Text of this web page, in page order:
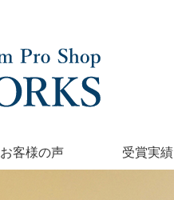
お客様の声 受賞実績